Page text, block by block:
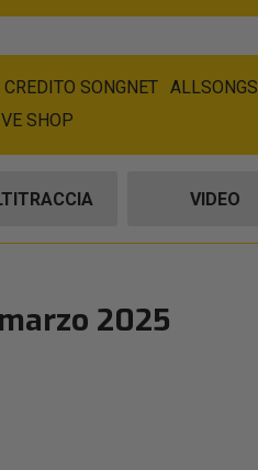
CREDITO SONGNET ALLSONGS
SHOP
VIDEO
2025